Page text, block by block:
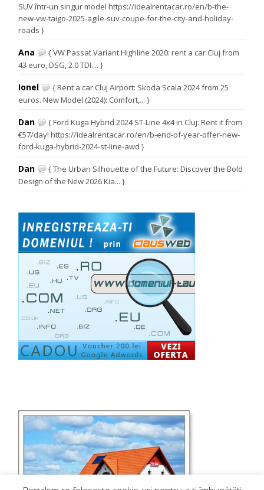
SUV într-un singur model https://idealrentacar.ro/en/b-the-
new-vw-taigo-2025-agile-suv-coupe-for-the-city-and-holiday-
roads }
Ana
{ VW Passat Variant Highline 2020: rent a car Cluj from
43 euro, DSG, 2.0 TDI.... }
Ionel
{ Rent a car Cluj Airport: Skoda Scala 2024 from 25
euros. New Model (2024): Comfort,... }
Dan
{ Ford Kuga Hybrid 2024 ST-Line 4x4 in Cluj: Rent it from
€57/day! https://idealrentacar.ro/en/b-end-of-year-offer-new-
ford-kuga-hybrid-2024-st-line-awd }
Dan
{ The Urban Silhouette of the Future: Discover the Bold
Design of the New 2026 Kia... }